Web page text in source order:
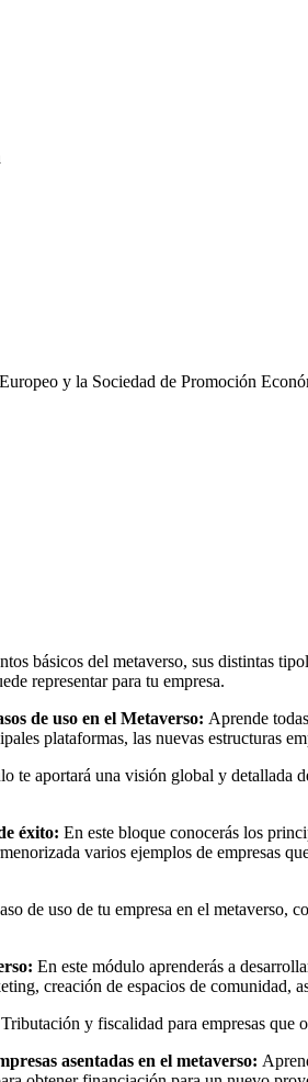
y la Sociedad de Promoción
básicos del metaverso, sus distintas
representar para tu empresa.
de uso en el Metaverso: Aprende
plataformas, las nuevas estructuras
te aportará una visión global y detallada
éxito: En este bloque conocerás los
varios ejemplos de empresas
de uso de tu empresa en el
En este módulo aprenderás a
creación de espacios de comunidad,
Tributación y fiscalidad para empresas que
asentadas en el metaverso: